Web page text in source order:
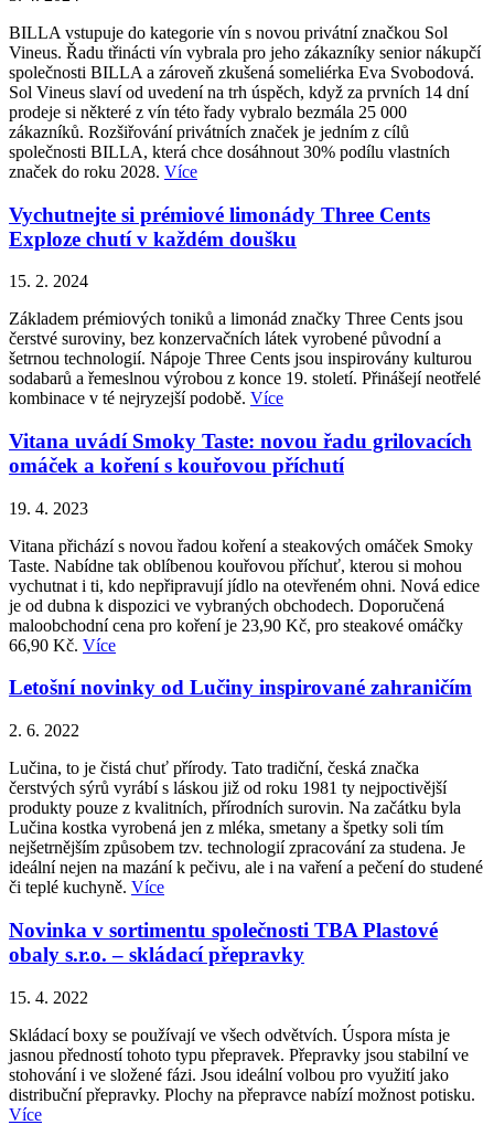
BILLA vstupuje do kategorie vín s novou privátní značkou Sol
Vineus. Řadu třinácti vín vybrala pro jeho zákazníky senior nákupčí
společnosti BILLA a zároveň zkušená someliérka Eva Svobodová.
Sol Vineus slaví od uvedení na trh úspěch, když za prvních 14 dní
prodeje si některé z vín této řady vybralo bezmála 25 000
zákazníků. Rozšiřování privátních značek je jedním z cílů
společnosti BILLA, která chce dosáhnout 30% podílu vlastních
značek do roku 2028. Více
Vychutnejte si prémiové limonády Three Cents
Exploze chutí v každém doušku
15. 2. 2024
Základem prémiových toniků a limonád značky Three Cents jsou
čerstvé suroviny, bez konzervačních látek vyrobené původní a
šetrnou technologií. Nápoje Three Cents jsou inspirovány kulturou
sodabarů a řemeslnou výrobou z konce 19. století. Přinášejí neotřelé
kombinace v té nejryzejší podobě. Více
Vitana uvádí Smoky Taste: novou řadu grilovacích
omáček a koření s kouřovou příchutí
19. 4. 2023
Vitana přichází s novou řadou koření a steakových omáček Smoky
Taste. Nabídne tak oblíbenou kouřovou příchuť, kterou si mohou
vychutnat i ti, kdo nepřipravují jídlo na otevřeném ohni. Nová edice
je od dubna k dispozici ve vybraných obchodech. Doporučená
maloobchodní cena pro koření je 23,90 Kč, pro steakové omáčky
66,90 Kč. Více
Letošní novinky od Lučiny inspirované zahraničím
2. 6. 2022
Lučina, to je čistá chuť přírody. Tato tradiční, česká značka
čerstvých sýrů vyrábí s láskou již od roku 1981 ty nejpoctivější
produkty pouze z kvalitních, přírodních surovin. Na začátku byla
Lučina kostka vyrobená jen z mléka, smetany a špetky soli tím
nejšetrnějším způsobem tzv. technologií zpracování za studena. Je
ideální nejen na mazání k pečivu, ale i na vaření a pečení do studené
či teplé kuchyně. Více
Novinka v sortimentu společnosti TBA Plastové
obaly s.r.o. – skládací přepravky
15. 4. 2022
Skládací boxy se používají ve všech odvětvích. Úspora místa je
jasnou předností tohoto typu přepravek. Přepravky jsou stabilní ve
stohování i ve složené fázi. Jsou ideální volbou pro využití jako
distribuční přepravky. Plochy na přepravce nabízí možnost potisku.
Více